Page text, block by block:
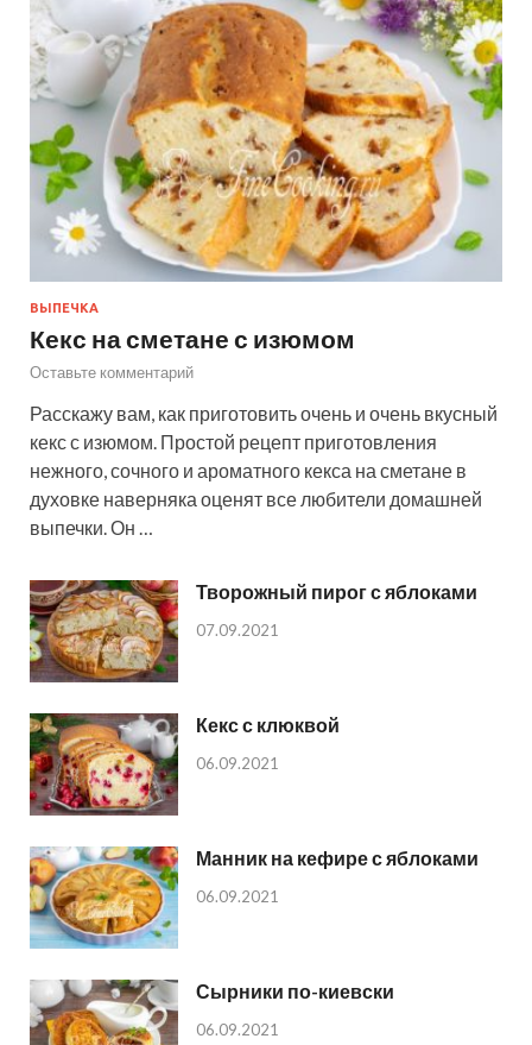
ВЫПЕЧКА
Кекс на сметане с изюмом
Оставьте комментарий
Расскажу вам, как приготовить очень и очень вкусный
кекс с изюмом. Простой рецепт приготовления
нежного, сочного и ароматного кекса на сметане в
духовке наверняка оценят все любители домашней
выпечки. Он …
Творожный пирог с яблоками
07.09.2021
Кекс с клюквой
06.09.2021
Манник на кефире с яблоками
06.09.2021
Сырники по-киевски
06.09.2021